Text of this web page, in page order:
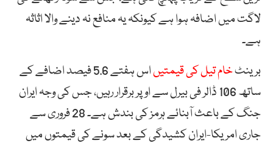
لاگت میں اضافہ ہوا ہے کیونکہ یہ منافع نہ دینے والا اثاثہ
ہے۔
برینٹخام تیل کی قیمتیں
اس ہفتے 5.6 فیصد اضافے کے
ساتھ 106 ڈالر فی بیرل سے اوپر برقرار رہیں، جس کی وجہ ایران
جنگ کے باعث آبنائے ہرمز کی بندش ہے۔ 28 فروری سے
جاری امریکا-ایران کشیدگی کے بعد سونے کی قیمتوں میں